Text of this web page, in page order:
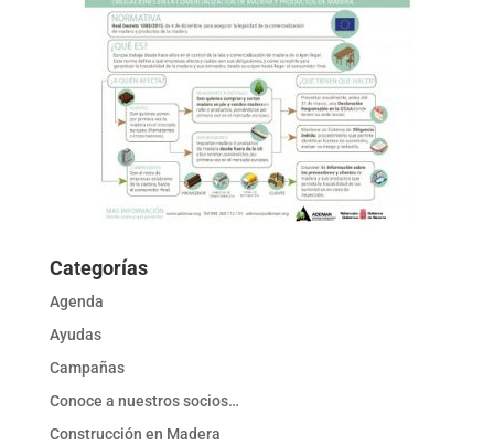
Categorías
Agenda
Ayudas
Campañas
Conoce a nuestros socios…
Construcción en Madera